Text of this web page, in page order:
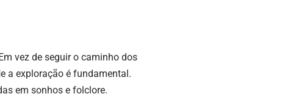
vez de seguir o caminho dos
a exploração é fundamental.
em sonhos e folclore.